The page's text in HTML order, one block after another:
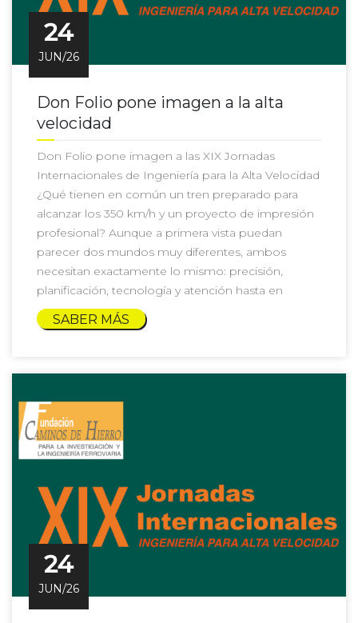
24
JUN/26
Don Folio pone imagen a la alta
velocidad
Don Folio pone imagen a las XIX Jornadas
Internacionales de Ingeniería para la Alta Velocidad
¿Qué tienen en común un tren preparado para
alcanzar los 350 km/h y un proyecto de impresión
profesional? Aunque a primera vista puedan
parecer dos mundos muy diferentes, ambos
necesitan exactamente lo mismo: precisión,
planificación, tecnología y atención hasta en
SABER MÁS
24
JUN/26